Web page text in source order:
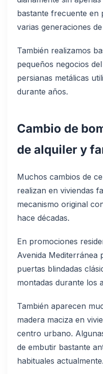
bastante frecuente en
varias generaciones
También realizamos
pequeños negocios
persianas metálicas
durante años.
Cambio de
de alquiler y
Muchos cambios de
realizan en viviendas
mecanismo original
hace décadas.
En promociones
Avenida Mediterránea
puertas blindadas
montadas durante los
También aparecen
madera maciza en
centro urbano.
de embutir bastante
habituales actualmente.